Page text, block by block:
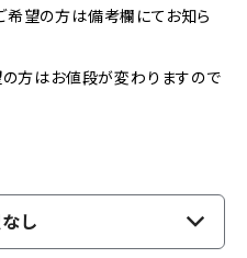
希望の方は備考欄にてお知ら
の方はお値段が変わりますので
し